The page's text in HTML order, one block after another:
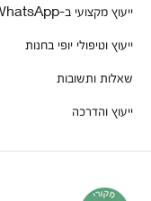
ייעוץ מקצועי ב-WhatsApp
ייעוץ וטיפולי יופי בחנות
שאלות ותשובות
ייעוץ והדרכה